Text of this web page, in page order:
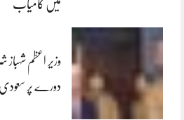
میں کامیاب
وزیر اعظم
دورے پر